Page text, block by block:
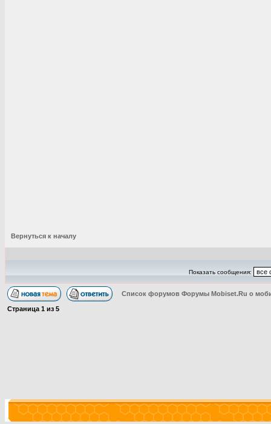
Вернуться к началу
Показать сообщения:
Список форумов Форумы Mobiset.Ru о
Страница 1 из 5